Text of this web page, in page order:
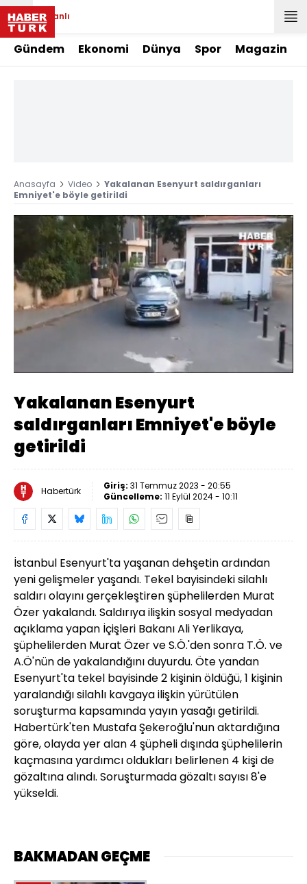
Canlı
Gündem Ekonomi Dünya Spor Magazin
Anasayfa Video
Yakalanan Esenyurt saldırganları
Emniyet'e böyle getirildi
Aç
Yüklendi
Hızı
Yakalanan Esenyurt
saldırganları Emniyet'e böyle
getirildi
Habertürk Giriş: 31 Temmuz 2023 - 20:55
Güncelleme: 11 Eylül 2024 - 10:11
İstanbul Esenyurt'ta yaşanan dehşetin ardından
yeni gelişmeler yaşandı. Tekel bayisindeki silahlı
saldırı olayını gerçekleştiren şüphelilerden Murat
Özer yakalandı. Saldırıya ilişkin sosyal medyadan
açıklama yapan İçişleri Bakanı Ali Yerlikaya,
şüphelilerden Murat Özer ve S.Ö.'den sonra T.Ö. ve
A.Ö'nün de yakalandığını duyurdu. Öte yandan
Esenyurt'ta tekel bayisinde 2 kişinin öldüğü, 1 kişinin
yaralandığı silahlı kavgaya ilişkin yürütülen
soruşturma kapsamında yayın yasağı getirildi.
Habertürk'ten Mustafa Şekeroğlu'nun aktardığına
göre, olayda yer alan 4 şüpheli dışında şüphelilerin
kaçmasına yardımcı oldukları belirlenen 4 kişi de
gözaltına alındı. Soruşturmada gözaltı sayısı 8'e
yükseldi.
BAKMADAN GEÇME